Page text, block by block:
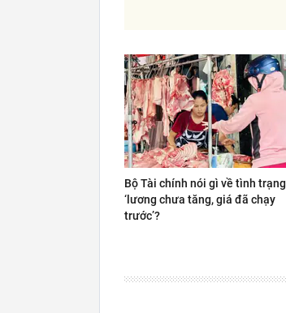
Bộ Tài chính nói gì về tình trạng
‘lương chưa tăng, giá đã chạy
trước’?